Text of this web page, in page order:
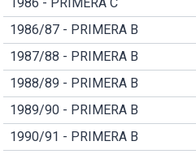
1986/87 - PRIMERA B
1987/88 - PRIMERA B
1988/89 - PRIMERA B
1989/90 - PRIMERA B
1990/91 - PRIMERA B